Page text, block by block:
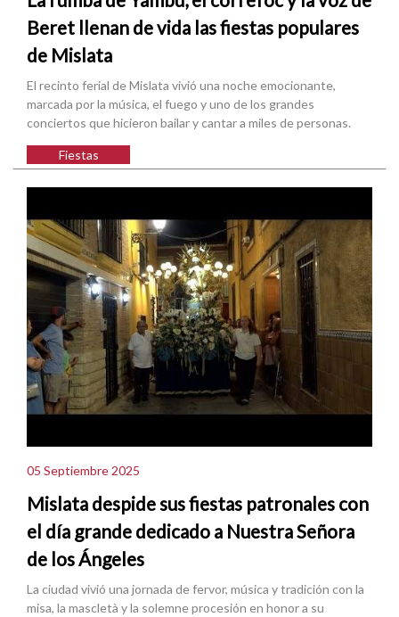
Beret llenan de vida las fiestas populares
de Mislata
El recinto ferial de Mislata vivió una noche emocionante,
marcada por la música, el fuego y uno de los grandes
conciertos que hicieron bailar y cantar a miles de personas.
Fiestas
05 Septiembre 2025
Mislata despide sus fiestas patronales con
el día grande dedicado a Nuestra Señora
de los Ángeles
La ciudad vivió una jornada de fervor, música y tradición con la
misa, la mascletà y la solemne procesión en honor a su